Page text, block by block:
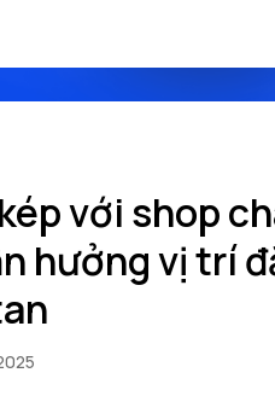
với shop
hưởng vị trí